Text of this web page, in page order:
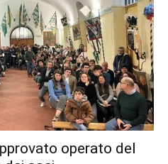
operato del